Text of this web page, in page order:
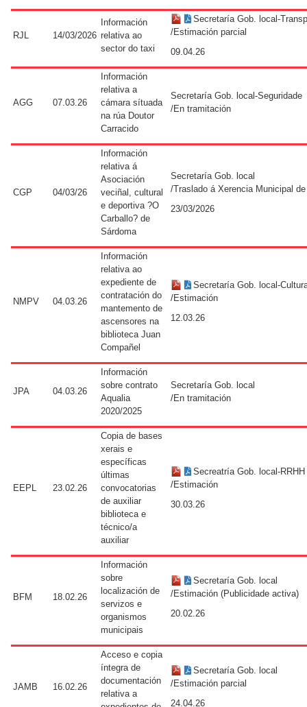
RJL 14/03/2026
Información
relativa ao
sector do taxi
Secretaría Gob. local-
/Estimación parcial
09.04.26
AGG 07.03.26
Información
relativa a
cámara sítuada
na rúa Doutor
Carracido
Secretaría Gob. local-Seguridade
/En tramitación
CGP 04/03/26
Información
relativa á
Asociación
veciñal, cultural
e deportiva ?O
Carballo? de
Sárdoma
Secretaría Gob. local
/Traslado á Xerencia Municipal
23/03/2026
NMPV 04.03.26
Información
relativa ao
expediente de
contratación do
mantemento de
ascensores na
biblioteca Juan
Compañel
Secretaría Gob. local-
/Estimación
12.03.26
JPA 04.03.26
Información
sobre contrato
Aqualia
2020/2025
Secretaría Gob. local
/En tramitación
EEPL 23.02.26
Copia de bases
xerais e
específicas
últimas
convocatorias
de auxiliar
biblioteca e
técnico/a
auxiliar
Secreatría Gob. local-
/Estimación
30.03.26
BFM 18.02.26
Información
sobre
localización de
servizos e
organismos
municipais
Secretaría Gob. local
/Estimación (Publicidade activa)
20.02.26
JAMB 16.02.26
Acceso e copia
íntegra de
documentación
relativa a
Secretaría Gob. local
/Estimación parcial
24.04.26